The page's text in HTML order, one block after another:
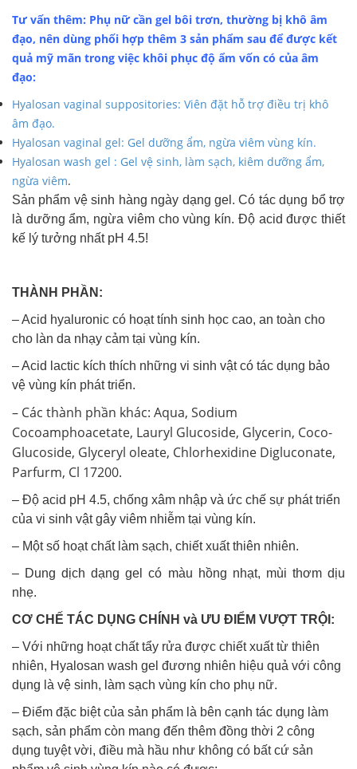
Tư vấn thêm: Phụ nữ cần gel bôi trơn, thường bị khô âm
đạo, nên dùng phối hợp thêm 3 sản phẩm sau để được kết
quả mỹ mãn trong việc khôi phục độ ẩm vốn có của âm
đạo:
Hyalosan vaginal suppositories: Viên đặt hỗ trợ điều trị khô
âm đạo.
Hyalosan vaginal gel: Gel dưỡng ẩm, ngừa viêm vùng kín.
Hyalosan wash gel : Gel vệ sinh, làm sạch, kiêm dưỡng ẩm,
ngừa viêm.
Sản phẩm vệ sinh hàng ngày dạng gel. Có tác dụng bổ trợ
là dưỡng ẩm, ngừa viêm cho vùng kín. Độ acid được thiết
kế lý tưởng nhất pH 4.5!
THÀNH PHẦN:
– Acid hyaluronic có hoạt tính sinh học cao, an toàn cho
cho làn da nhạy cảm tại vùng kín.
– Acid lactic kích thích những vi sinh vật có tác dụng bảo
vệ vùng kín phát triển.
– Các thành phần khác: Aqua, Sodium
Cocoamphoacetate, Lauryl Glucoside, Glycerin, Coco-
Glucoside, Glyceryl oleate, Chlorhexidine Digluconate,
Parfurm, Cl 17200.
– Độ acid pH 4.5, chống xâm nhập và ức chế sự phát triển
của vi sinh vật gây viêm nhiễm tại vùng kín.
– Một số hoạt chất làm sạch, chiết xuất thiên nhiên.
– Dung dịch dạng gel có màu hồng nhạt, mùi thơm dịu
nhẹ.
CƠ CHẾ TÁC DỤNG CHÍNH và ƯU ĐIỂM VƯỢT TRỘI:
– Với những hoạt chất tẩy rửa được chiết xuất từ thiên
nhiên, Hyalosan wash gel đương nhiên hiệu quả với công
dụng là vệ sinh, làm sạch vùng kín cho phụ nữ.
– Điểm đặc biệt của sản phẩm là bên cạnh tác dụng làm
sạch, sản phẩm còn mang đến thêm đồng thời 2 công
dụng tuyệt vời, điều mà hầu như không có bất cứ sản